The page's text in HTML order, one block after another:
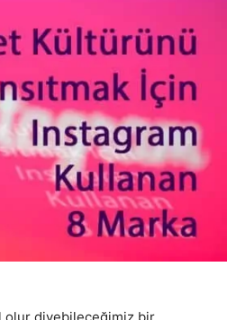
ve
Pazarlaması
olur diyebileceğimiz bir